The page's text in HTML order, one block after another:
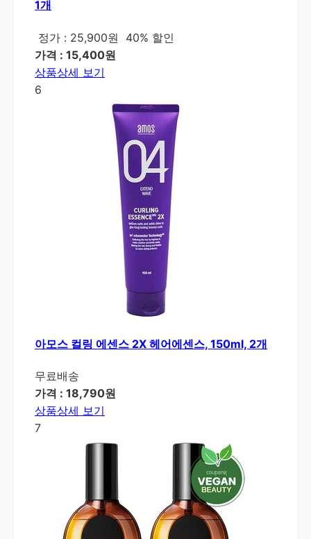
1개
정가 : 25,900원
40% 할인
가격 : 15,400원
상품상세 보기
6
아모스 컬링 에센스 2X 헤어에센스, 150ml, 2개
무료배송
가격 : 18,790원
상품상세 보기
7